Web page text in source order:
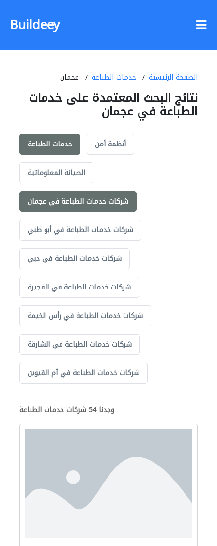
Buildeey
الصفحة الرئيسية خدمات الطباعة عجمان
نتائج البحث المعتمدة على خدمات
الطباعة في عجمان
خدمات الطباعة أنظمة أمن
الصيانة المعلوماتية
شركات خدمات الطباعة في عجمان
شركات خدمات الطباعة في أبو ظبي
شركات خدمات الطباعة في دبي
شركات خدمات الطباعة في الفجيرة
شركات خدمات الطباعة في رأس الخيمة
شركات خدمات الطباعة في الشارقة
شركات خدمات الطباعة في أم القيوين
وجدنا 54 شركات خدمات الطباعة